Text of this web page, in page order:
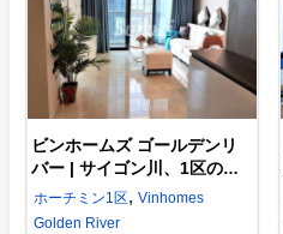
ビンホームズ ゴールデンリ
バー | サイゴン川、1区のシ
ティビューの賃貸物件、
2LDK-S1021250
ホーチミン1区, Vinhomes
Golden River